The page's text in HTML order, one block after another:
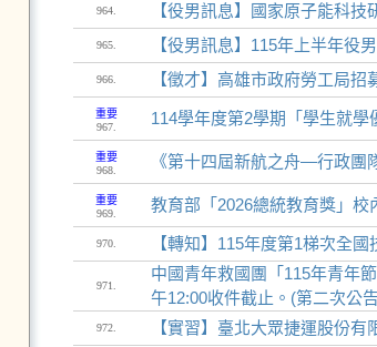
964. 【役男訊息】國家原子能科
965. 【役男訊息】115年上半年役
966. 【徵才】高雄市政府勞工局
重要
967.
114學年度第2學期「學生就
重要
968.
《第十四屆新航之舟—行政團
重要
969.
教育部「2026總統教育獎」校
970. 【轉知】115年度第1梯次全
971.
中國青年救國團「115年青年
午12:00收件截止。(第二次公
972. 【實習】臺北大眾捷運股份